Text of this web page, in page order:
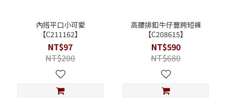
內搭平口小可愛
【C211162】
NT$97
NT$200
高腰排釦牛仔豐跨短褲
【C208615】
NT$590
NT$680